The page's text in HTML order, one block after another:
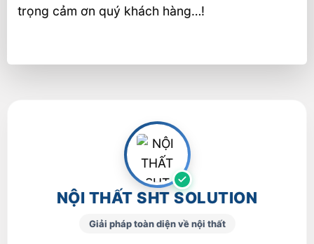
trọng cảm ơn quý khách hàng…!
NỘI THẤT SHT SOLUTION
Giải pháp toàn diện về nội thất